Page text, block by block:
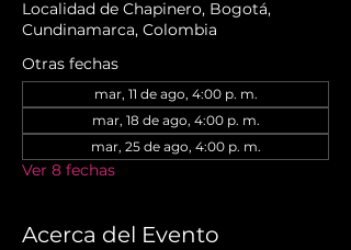
Localidad de Chapinero, Bogotá,
Cundinamarca, Colombia
Otras fechas
mar, 11 de ago, 4:00 p. m.
mar, 18 de ago, 4:00 p. m.
mar, 25 de ago, 4:00 p. m.
Ver 8 fechas
Acerca del Evento